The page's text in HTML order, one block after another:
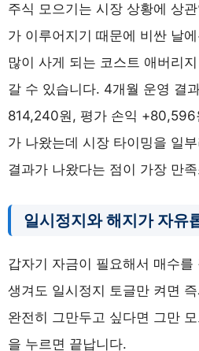
주식 모으기는 시장 상황에 상
가 이루어지기 때문에 비싼 날
많이 사게 되는 코스트 애버리
갈 수 있습니다. 4개월 운영 결
814,240원, 평가 손익 +80,596
가 나왔는데 시장 타이밍을 일
결과가 나왔다는 점이 가장 만
일시정지와 해지가 자유
갑자기 자금이 필요해서 매수를
생겨도 일시정지 토글만 켜면
완전히 그만두고 싶다면 그만
을 누르면 끝납니다.